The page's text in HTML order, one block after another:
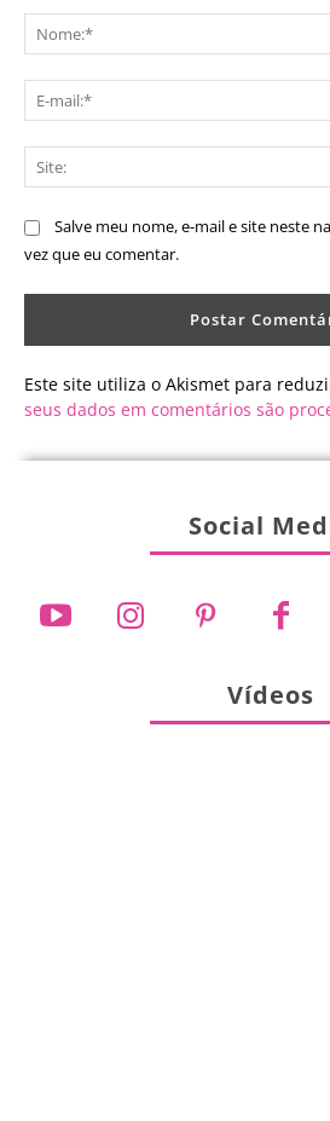
Salve meu nome, e-mail e site neste
vez que eu comentar.
Este site utiliza o Akismet para
seus dados em comentários são
Social
Vídeos